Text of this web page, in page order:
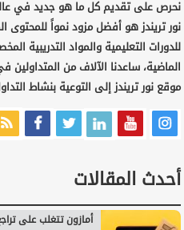
نحرص على تقديم كل ما هو جديد في
نور تريندز هو أفضل مزود نمواً
للدورات التعليمية والمواد
الماضية، ساعدنا الآلاف من
موقع نور تريندز إلى التوعية بنشاط
أحدث المقالات
أمازون تتغلب على